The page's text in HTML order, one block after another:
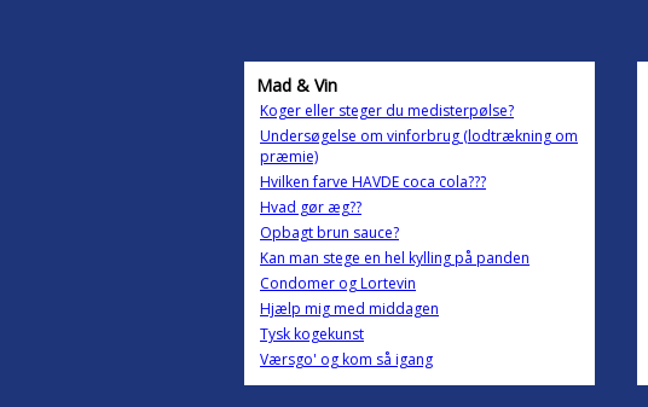
Mad & Vin
Koger eller steger du medisterpølse?
Undersøgelse om vinforbrug (lodtrækning om
præmie)
Hvilken farve HAVDE coca cola???
Hvad gør æg??
Opbagt brun sauce?
Kan man stege en hel kylling på panden
Condomer og Lortevin
Hjælp mig med middagen
Tysk kogekunst
Værsgo' og kom så igang